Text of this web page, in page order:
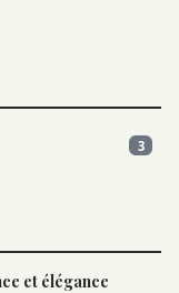
3
et élégance